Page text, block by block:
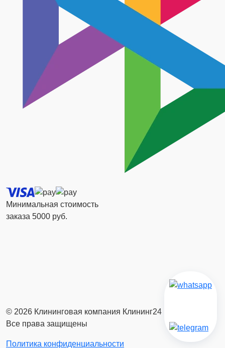
Минимальная стоимость
заказа 5000 руб.
© 2026 Клининговая компания Клининг24
Все права защищены
Политика конфиденциальности